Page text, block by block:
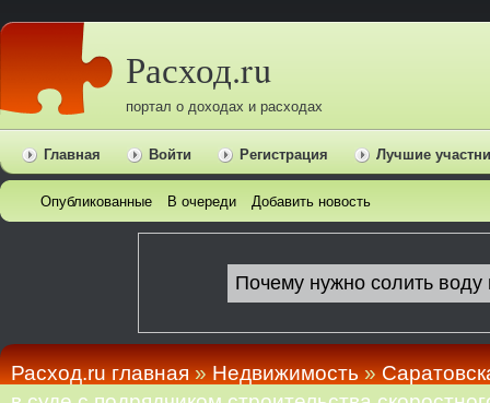
Расход.ru
портал о доходах и расходах
Главная Войти Регистрация Лучшие
Опубликованные В очереди Добавить новость
Расход.ru главная»Недвижимость»